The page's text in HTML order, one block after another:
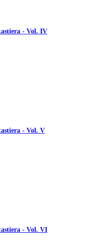
- Vol. IV
- Vol. V
- Vol. VI